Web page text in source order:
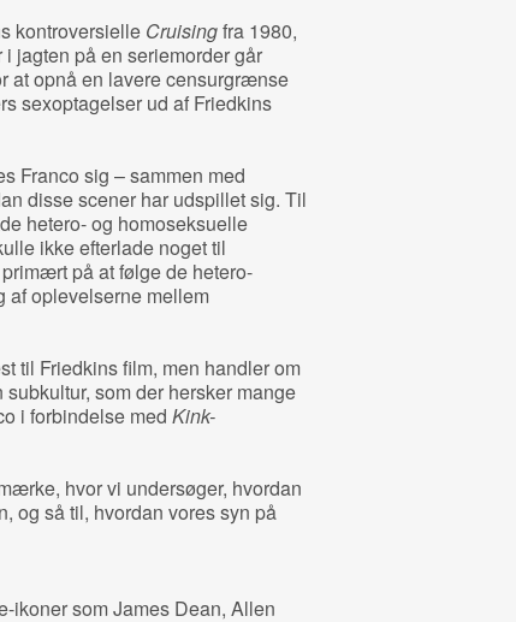
kontroversielle Cruisingfra 1980,
jagten på en seriemorder går
at opnå en lavere censurgrænse
sexoptagelser ud af Friedkins
Franco sig – sammen med
disse scener har udspillet sig. Til
hetero- og homoseksuelle
ikke efterlade noget til
på at følge de hetero-
af oplevelserne mellem
til Friedkins film, men handler om
som der hersker mange
i forbindelse med Kink-
hvor vi undersøger, hvordan
og så til, hvordan vores syn på
ikoner som James Dean, Allen